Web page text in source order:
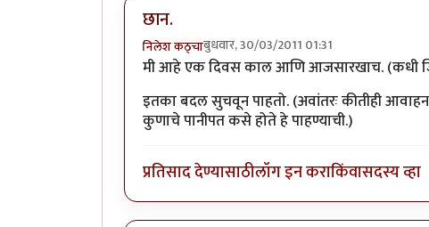
छान.
निलेश कठ्चाबुधवार, 30/03/2011 01:31
मी आहे एक दिवस काल आणि आजसारखाच. (कधी
इतका बदल सुचवून पाहतो. (अवांतरः कीतीही
कुणाचे पानीपत कसे होते हे पाहण्याची.)
प्रतिसाद देण्यासाठीलॉग इन कराकिंवासदस्य व्हा